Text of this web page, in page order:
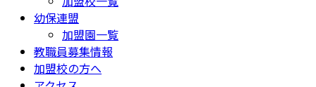
幼保連盟
加盟園一覧
教職員募集情報
加盟校の方へ